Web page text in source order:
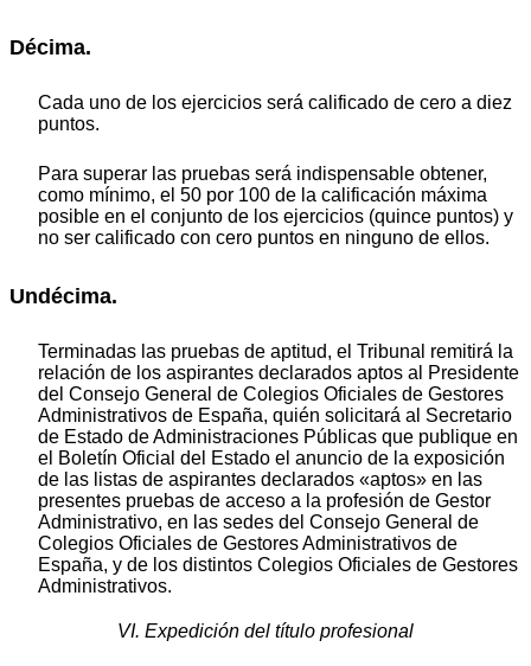
Décima.
Cada uno de los ejercicios será calificado de cero a diez
puntos.
Para superar las pruebas será indispensable obtener,
como mínimo, el 50 por 100 de la calificación máxima
posible en el conjunto de los ejercicios (quince puntos) y
no ser calificado con cero puntos en ninguno de ellos.
Undécima.
Terminadas las pruebas de aptitud, el Tribunal remitirá la
relación de los aspirantes declarados aptos al Presidente
del Consejo General de Colegios Oficiales de Gestores
Administrativos de España, quién solicitará al Secretario
de Estado de Administraciones Públicas que publique en
el Boletín Oficial del Estado el anuncio de la exposición
de las listas de aspirantes declarados «aptos» en las
presentes pruebas de acceso a la profesión de Gestor
Administrativo, en las sedes del Consejo General de
Colegios Oficiales de Gestores Administrativos de
España, y de los distintos Colegios Oficiales de Gestores
Administrativos.
VI. Expedición del título profesional